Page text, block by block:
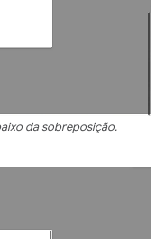
da sobreposição.